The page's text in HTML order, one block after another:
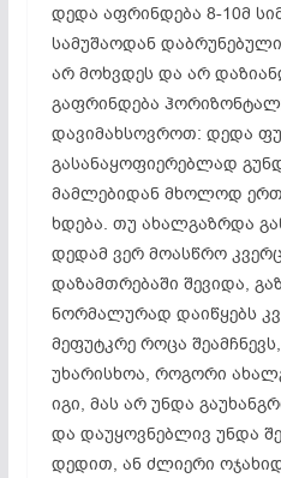
დედა აფრინდება 8-10მ
სამუშაოდან
არ მოხვდეს და არ
გაფრინდება
დავიმახსოვროთ: დედა
გასანაყოფიერებლად
მამლებიდანმხოლოდ ერთ
ხდება. თუ ახალგაზრდა
დედამ ვერ მოასწრო
დაზამთრებაში შევიდა,
ნორმალურად დაიწყებს
მეფუტკრე როცა
უხარისხოა, როგორი
იგი, მას არ უნდა
და დაუყოვნებლივ უნდა
დედით, ან ძლიერი